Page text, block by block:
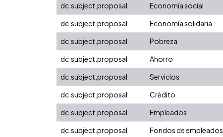
dc.subject.proposal
Economía social
dc.subject.proposal
Economía solidaria
dc.subject.proposal
Pobreza
dc.subject.proposal
Ahorro
dc.subject.proposal
Servicios
dc.subject.proposal
Crédito
dc.subject.proposal
Empleados
dc.subject.proposal
Fondos de empleados